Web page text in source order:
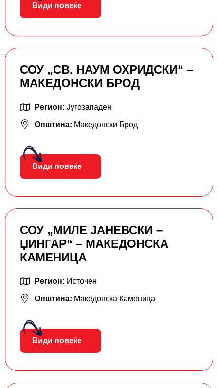
Види повеќе
СОУ „СВ. НАУМ ОХРИДСКИ“ –
МАКЕДОНСКИ БРОД
Регион: Југозападен
Општина: Македонски Брод
Види повеќе
СОУ „МИЛЕ ЈАНЕВСКИ –
ЏИНГАР“ – МАКЕДОНСКА
КАМЕНИЦА
Регион: Источен
Општина: Македонска Каменица
Види повеќе